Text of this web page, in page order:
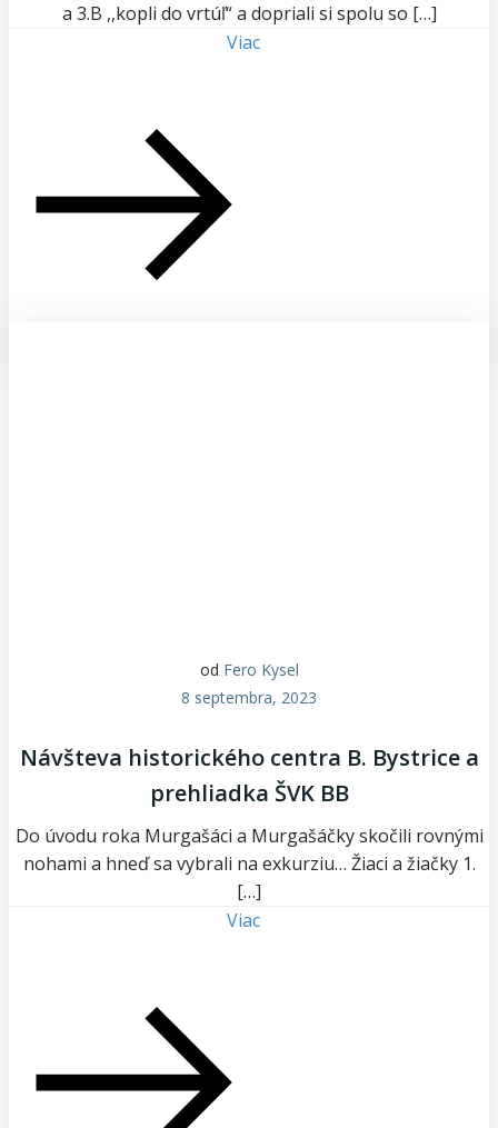
a 3.B ,,kopli do vrtúľ“ a dopriali si spolu so […]
Viac
od Fero Kysel
8 septembra, 2023
Návšteva historického centra B. Bystrice a
prehliadka ŠVK BB
Do úvodu roka Murgašáci a Murgašáčky skočili rovnými
nohami a hneď sa vybrali na exkurziu… Žiaci a žiačky 1.
[…]
Viac